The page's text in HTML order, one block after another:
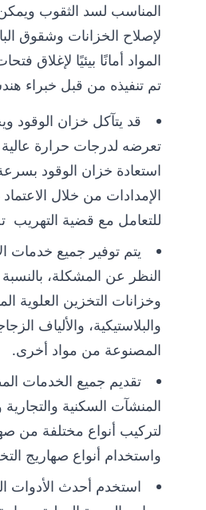
المناسب لسد الثقوب
لإصلاح الخزانات وشقوق
المواد أمانًا بيئيًا لإغلاق
تم تنفيذه من قبل خبراء
قد يتآكل خزان الوقود
تعرضه لدرجات حرارة
استعادة خزان الوقود
الإمدادات من خلال
للتعامل مع قضية التهريب
يتم توفير جميع خدمات
النظر عن المشكلة، بالنسبة
وخزانات التخزين العلوية
والبلاستيكية، والألياف
المصنوعة من مواد أخرى.
تقديم جميع الخدمات
المنشآت السكنية
لتركيب أنواع مختلفة من
واستخدام أنواع صهاريج
استخدم أحدث الأدوات